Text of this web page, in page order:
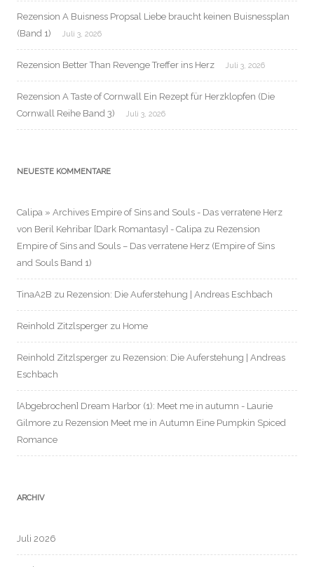
Rezension A Buisness Propsal Liebe braucht keinen Buisnessplan
(Band 1)
Juli 3, 2026
Rezension Better Than Revenge Treffer ins Herz Juli 3, 2026
Rezension A Taste of Cornwall Ein Rezept für Herzklopfen (Die
Cornwall Reihe Band 3)
Juli 3, 2026
NEUESTE KOMMENTARE
Calipa » Archives Empire of Sins and Souls - Das verratene Herz
von Beril Kehribar [Dark Romantasy] - Calipa zu Rezension
Empire of Sins and Souls – Das verratene Herz (Empire of Sins
and Souls Band 1)
TinaA2B zu Rezension: Die Auferstehung | Andreas Eschbach
Reinhold Zitzlsperger zu Home
Reinhold Zitzlsperger zu Rezension: Die Auferstehung | Andreas
Eschbach
[Abgebrochen] Dream Harbor (1): Meet me in autumn - Laurie
Gilmore zu Rezension Meet me in Autumn Eine Pumpkin Spiced
Romance
ARCHIV
Juli 2026